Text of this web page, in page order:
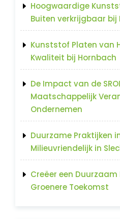
Hoogwaardige
Buiten verkrijgbaar bij
Kunststof Platen van
Kwaliteit bij Hornbach
De Impact van de
Maatschappelijk
Ondernemen
Duurzame Praktijken
Milieuvriendelijk in
Creëer een Duurzaam
Groenere Toekomst